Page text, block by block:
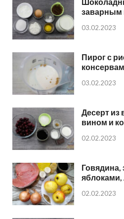
заварным
03.02.2023
Пирог с
03.02.2023
Десерт из
вином и
02.02.2023
Говядина,
02.02.2023